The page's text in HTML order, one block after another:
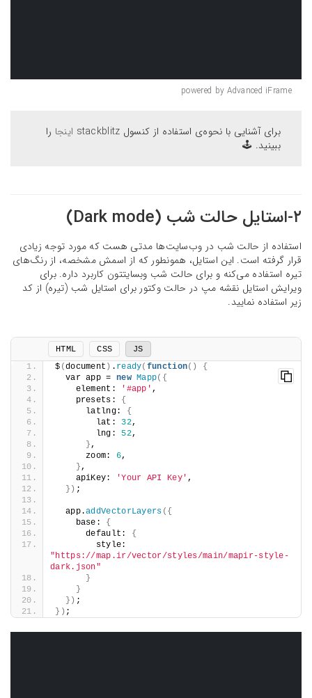
powered by Advanced iFrame
برای آشنایی با نحوه‌ی استفاده از کنسول stackblitz اینجا را
ببینید. 🕹
۲-استایل حالت شب (Dark mode)
استفاده از حالت شب در وب‌سایت‌ها مدتی هست که مورد توجه زیادی
قرار گرفته است. این استایل، همونطور که از اسمش مشخصه، از رنگ‌های
تیره استفاده می‌کنه و برای حالت شب وبسایتتون کاربرد داره. برای
ویرایش استایل نقشه مپ در حالت وکتور برای استایل شب (تیره) از کد
زیر استفاده نمایید.
JS
CSS
HTML
$ (document ) . ready( function()
{
  var app =
new Mapp({
    element:
'#app' ,
    presets:
{
      latlng:
{
        lat:
32,
        lng:
52,
},
      zoom:
6,
},
    apiKey:
'Your API Key' ,
}) ;
  app.
addVectorLayers ({
    base:
{
      default:
{
"https://map.ir/vector/styles/main/mapir-style-
dark.json"
}
}
}) ;
}) ;